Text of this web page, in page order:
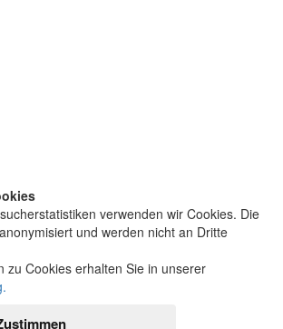
verwenden wir Cookies. Die
und werden nicht an Dritte
zu Cookies erhalten Sie in unserer
.